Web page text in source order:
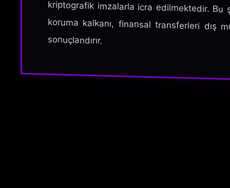
sonuçlandırır.